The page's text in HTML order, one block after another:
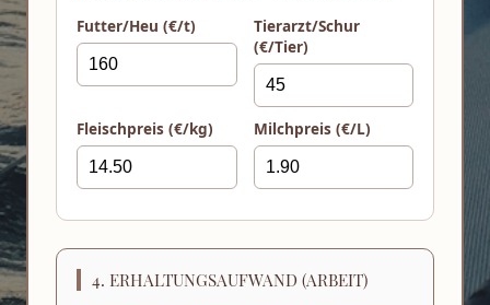
Schwarzhalsziege
(Kult-Rasse)
Futter/Heu (€/t)
Tierarzt/Schur
(€/Tier)
Fleischpreis (€/kg) Milchpreis (€/L)
4. ERHALTUNGSAUFWAND (ARBEIT)